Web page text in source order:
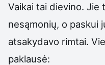
Vaikai tai dievino. Jie
nesąmonių, o paskui
atsakydavo rimtai.
paklausė: